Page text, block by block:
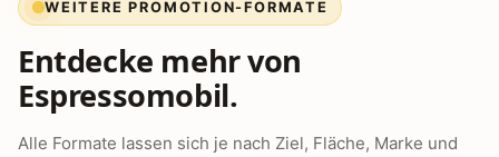
WEITERE PROMOTION-FORMATE
Entdecke mehr von
Espressomobil.
Alle Formate lassen sich je nach Ziel, Fläche, Marke und